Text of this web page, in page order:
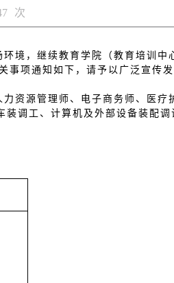
次
境，继续教育学院（教育培训中
事项通知如下，请予以广泛宣传
资源管理师、电子商务师、医疗
装调工、计算机及外部设备装配调